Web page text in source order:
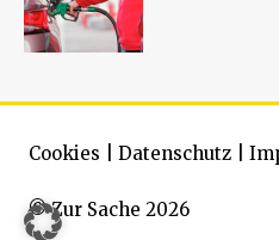
© Zur Sache 2026
Cookies Datenschutz